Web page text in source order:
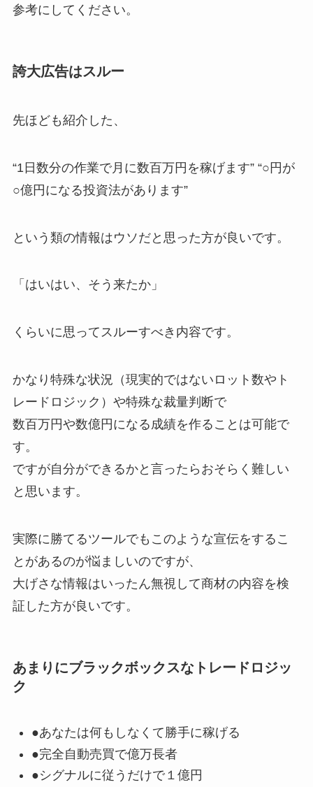
参考にしてください。
誇大広告はスルー
先ほども紹介した、
“1日数分の作業で月に数百万円を稼げます” “○円が
○億円になる投資法があります”
という類の情報はウソだと思った方が良いです。
「はいはい、そう来たか」
くらいに思ってスルーすべき内容です。
かなり特殊な状況（現実的ではないロット数やト
レードロジック）や特殊な裁量判断で
数百万円や数億円になる成績を作ることは可能で
す。
ですが自分ができるかと言ったらおそらく難しい
と思います。
実際に勝てるツールでもこのような宣伝をするこ
とがあるのが悩ましいのですが、
大げさな情報はいったん無視して商材の内容を検
証した方が良いです。
あまりにブラックボックスなトレードロジッ
ク
●あなたは何もしなくて勝手に稼げる
●完全自動売買で億万長者
●シグナルに従うだけで１億円